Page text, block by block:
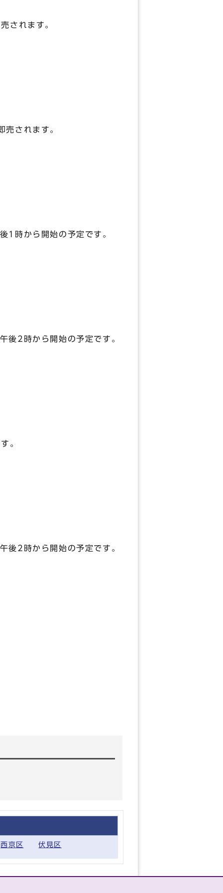
れます。
されます。
時から開始の予定です。
2時から開始の予定です。
。
2時から開始の予定です。
西京区 伏見区